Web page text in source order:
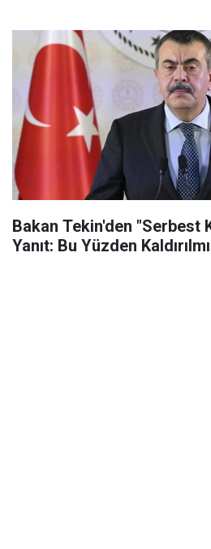
Bakan Tekin'den "Serbest
Yanıt: Bu Yüzden